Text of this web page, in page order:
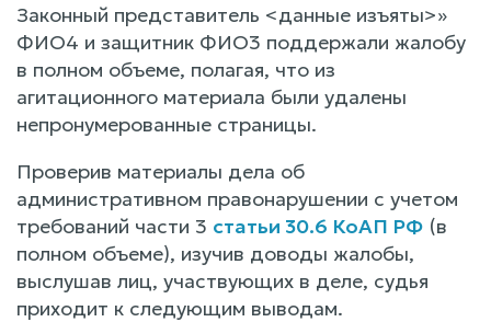
Законный представитель <данные изъяты>»
ФИО4 и защитник ФИО3 поддержали жалобу
в полном объеме, полагая, что из
агитационного материала были удалены
непронумерованные страницы.
Проверив материалы дела об
административном правонарушении с учетом
требований части 3 статьи 30.6 КоАП РФ (в
полном объеме), изучив доводы жалобы,
выслушав лиц, участвующих в деле, судья
приходит к следующим выводам.